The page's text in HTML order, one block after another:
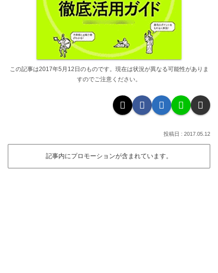
この記事は2017年5月12日のものです。現在は状況が異なる可能性がありま
すのでご注意ください。
2017.05.12
記事内にプロモーションが含まれています。